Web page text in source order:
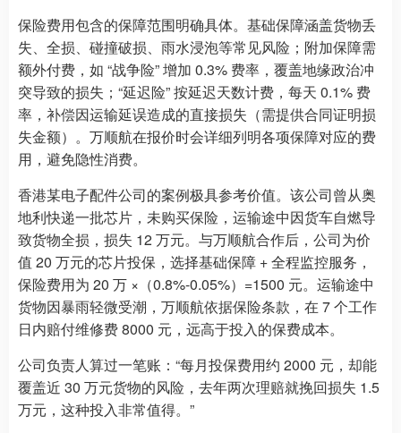
保险费用包含的保障范围明确具体。基础保障涵盖货物丢
失、全损、碰撞破损、雨水浸泡等常见风险；附加保障需
额外付费，如 “战争险” 增加 0.3% 费率，覆盖地缘政治冲
突导致的损失；“延迟险” 按延迟天数计费，每天 0.1% 费
率，补偿因运输延误造成的直接损失（需提供合同证明损
失金额）。万顺航在报价时会详细列明各项保障对应的费
用，避免隐性消费。
香港某电子配件公司的案例极具参考价值。该公司曾从奥
地利快递一批芯片，未购买保险，运输途中因货车自燃导
致货物全损，损失 12 万元。与万顺航合作后，公司为价
值 20 万元的芯片投保，选择基础保障 + 全程监控服务，
保险费用为 20 万 ×（0.8%-0.05%）=1500 元。运输途中
货物因暴雨轻微受潮，万顺航依据保险条款，在 7 个工作
日内赔付维修费 8000 元，远高于投入的保费成本。
公司负责人算过一笔账：“每月投保费用约 2000 元，却能
覆盖近 30 万元货物的风险，去年两次理赔就挽回损失 1.5
万元，这种投入非常值得。”